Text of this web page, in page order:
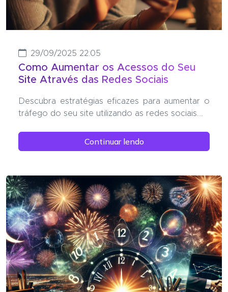
29/09/2025 22:05
Como Aumentar os Acessos do Seu
Site Através das Redes Sociais
Descubra estratégias eficazes para aumentar o
tráfego do seu site utilizando as redes sociais....
Continuar lendo